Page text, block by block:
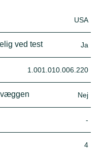
USA
ved test Ja
1.001.010.006.220
væggen Nej
-
4